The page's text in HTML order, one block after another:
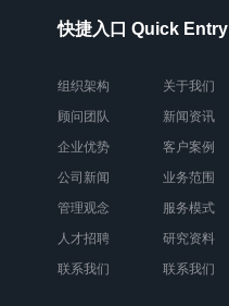
快捷入口 Quick Entry
组织架构
顾问团队
企业优势
公司新闻
管理观念
人才招聘
联系我们
关于我们
新闻资讯
客户案例
业务范围
服务模式
研究资料
联系我们